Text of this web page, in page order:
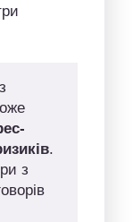
.
з